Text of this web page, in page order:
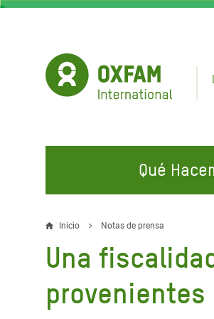
Pasar
Qué
EN QUÉ TRABAJAMOS
Agua y Servicios de
Saneamiento
Alimentación, Crisis
ÚNETE A NUESTRAS
Climate Justice
Hands Off Our Spaces
Sobrescribir
enlaces
de
Inicio Notas de prensa
Una
provenientes